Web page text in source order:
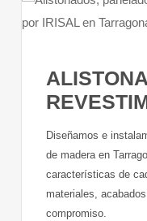
Diseñamos e
de madera en
características de
materiales,
compromiso.